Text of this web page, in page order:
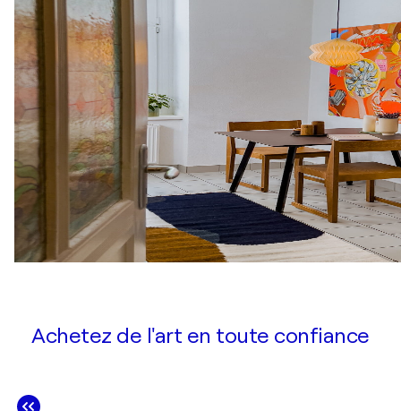
Achetez de l'art en toute confiance